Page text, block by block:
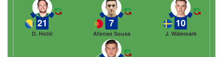
10
J. Wålemark
7
Afonso Sousa
21
D. Hotić